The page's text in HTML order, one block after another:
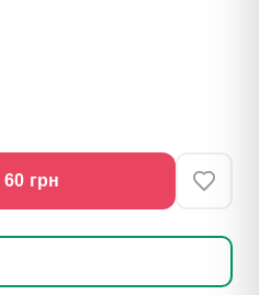
60 грн